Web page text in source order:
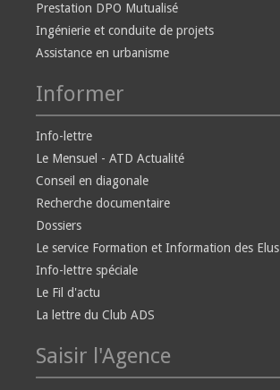
Prestation DPO Mutualisé
Ingénierie et conduite de projets
Assistance en urbanisme
Informer
Info-lettre
Le Mensuel - ATD Actualité
Conseil en diagonale
Recherche documentaire
Dossiers
Le service Formation et Information des Elus
Info-lettre spéciale
Le Fil d'actu
La lettre du Club ADS
Saisir l'Agence